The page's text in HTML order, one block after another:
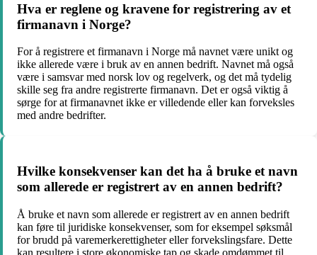
Hva er reglene og kravene for registrering av et
firmanavn i Norge?
For å registrere et firmanavn i Norge må navnet være unikt og
ikke allerede være i bruk av en annen bedrift. Navnet må også
være i samsvar med norsk lov og regelverk, og det må tydelig
skille seg fra andre registrerte firmanavn. Det er også viktig å
sørge for at firmanavnet ikke er villedende eller kan forveksles
med andre bedrifter.
Hvilke konsekvenser kan det ha å bruke et navn
som allerede er registrert av en annen bedrift?
Å bruke et navn som allerede er registrert av en annen bedrift
kan føre til juridiske konsekvenser, som for eksempel søksmål
for brudd på varemerkerettigheter eller forvekslingsfare. Dette
kan resultere i store økonomiske tap og skade omdømmet til